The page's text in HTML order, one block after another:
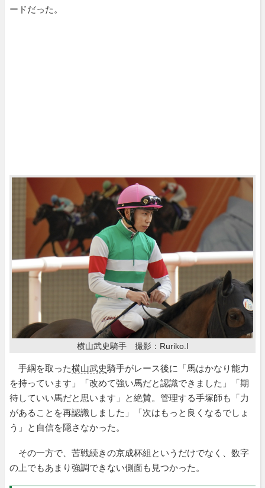
ードだった。
横山武史騎手 撮影：Ruriko.I
手綱を取った横山武史騎手がレース後に「馬はかなり能力
を持っています」「改めて強い馬だと認識できました」「期
待していい馬だと思います」と絶賛。管理する手塚師も「力
があることを再認識しました」「次はもっと良くなるでしょ
う」と自信を隠さなかった。
その一方で、苦戦続きの京成杯組というだけでなく、数字
の上でもあまり強調できない側面も見つかった。